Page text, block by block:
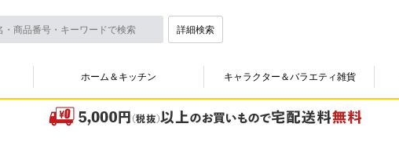
詳細検索
ホーム＆キッチン キャラクター＆バラエティ雑貨